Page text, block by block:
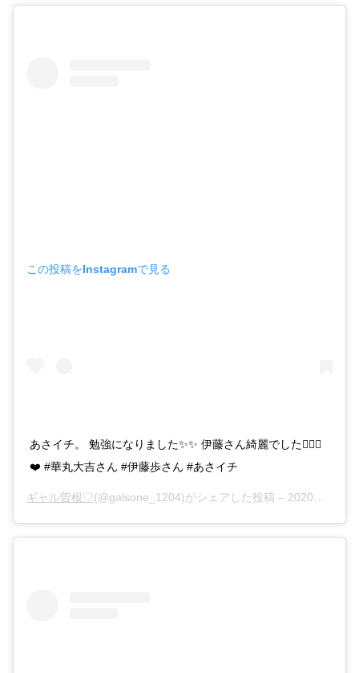
この投稿をInstagramで見る
あさイチ。 勉強になりました✨✨ 伊藤さん綺麗でした🧚🏻‍♀️
❤️ #華丸大吉さん #伊藤歩さん #あさイチ
ギャル曽根♡(@galsone_1204)がシェアした投稿 – 2020年 4月月1日午前6時41分PDT